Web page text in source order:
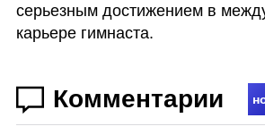
серьезным достижением в
карьере гимнаста.
Комментарии